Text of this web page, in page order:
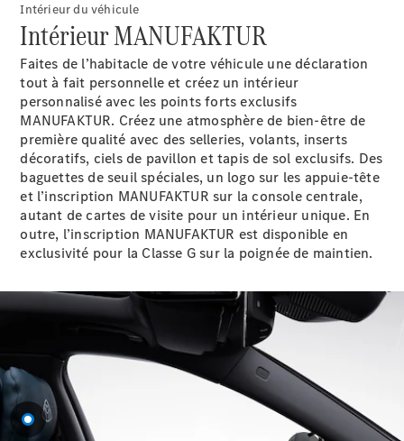
Tous les
SUVs
EQA
Électrique
EQE
Électrique
EQS
SUV
Électrique
Mercedes-
Maybach
EQS SUV
Électrique
GLA
GLA
Nouveau
GLA Nouveau Électrique
GLC
Électrique
GLE
GLE Coupé
GLE
Coupé
Intérieur du véhicule
Intérieur MANUFAKTUR
Faites de l’habitacle de votre véhicule une déclaration
tout à fait personnelle et créez un intérieur
personnalisé avec les points forts exclusifs
MANUFAKTUR. Créez une atmosphère de bien-être de
première qualité avec des selleries, volants, inserts
décoratifs, ciels de pavillon et tapis de sol exclusifs. Des
baguettes de seuil spéciales, un logo sur les appuie-tête
et l’inscription MANUFAKTUR sur la console centrale,
autant de cartes de visite pour un intérieur unique. En
outre, l’inscription MANUFAKTUR est disponible en
exclusivité pour la Classe G sur la poignée de maintien.